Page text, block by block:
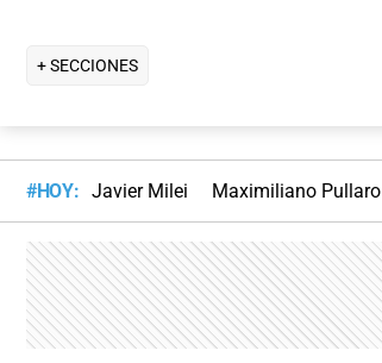
+ SECCIONES
#HOY: Javier Milei Maximiliano Pullaro